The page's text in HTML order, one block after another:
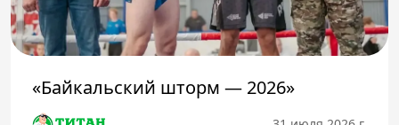
«Байкальский шторм — 2026»